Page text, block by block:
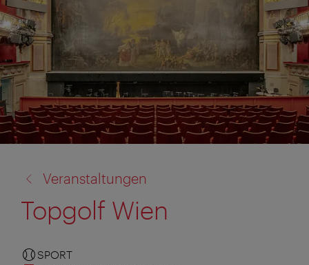
zu:
Veranstaltungen
Topgolf Wien
SPORT